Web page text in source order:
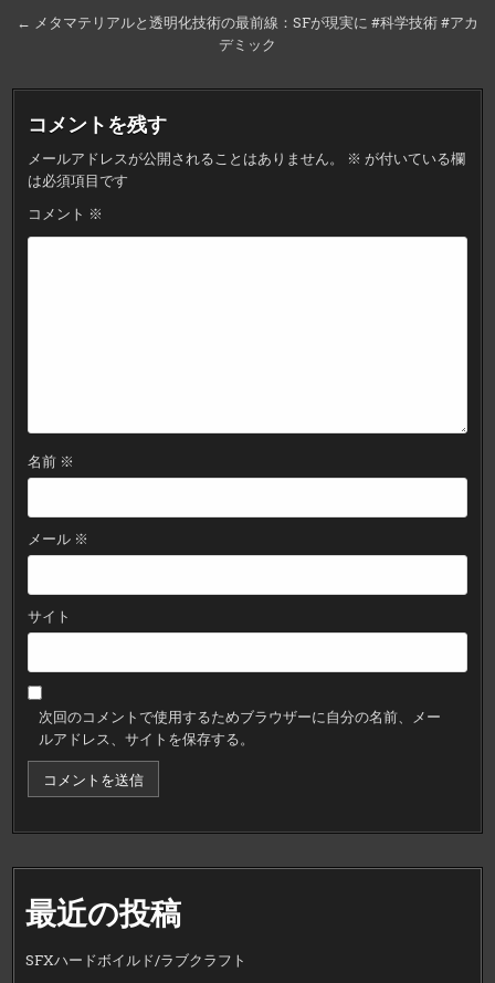
ナ
ゲ
ー
シ
ョ
ン
← メタマテリアルと透明化技術の最前線：SFが現実に #科学技術 #アカ
デミック
コメントを残す
メールアドレスが公開されることはありません。 ※ が付いている欄
は必須項目です
コメント ※
名前 ※
メール ※
サイト
次回のコメントで使用するためブラウザーに自分の名前、メー
ルアドレス、サイトを保存する。
最近の投稿
SFXハードボイルド/ラブクラフト